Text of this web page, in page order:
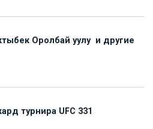
Оролбай уулу и другие
турнира UFC 331